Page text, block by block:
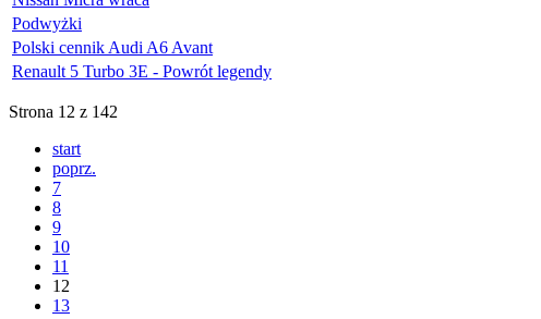
Podwyżki
Polski cennik Audi A6 Avant
Renault 5 Turbo 3E - Powrót legendy
Strona 12 z 142
start
poprz.
7
8
9
10
11
12
13